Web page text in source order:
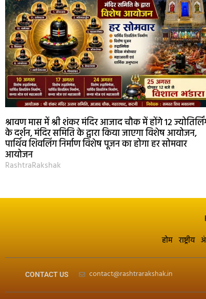
श्रावण मास में श्री शंकर मंदिर आजाद चौक में होंगे 12
के दर्शन, मंदिर समिति के द्वारा किया जाएगा विशेष आयोजन,
पार्थिव शिवलिंग निर्माण विशेष पूजन का होगा हर सोमवार
आयोजन
RashtraRakshak
होम राष्ट्रीय
CONTACT US contact@rashtrarakshak.in